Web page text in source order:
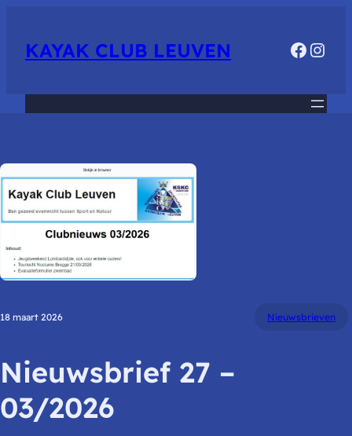
KAYAK CLUB LEUVEN
18 maart 2026 Nieuwsbrieven
Nieuwsbrief 27 –
03/2026